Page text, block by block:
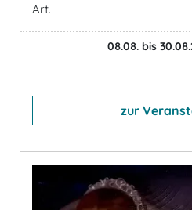
Art.
08.08. bis
zur